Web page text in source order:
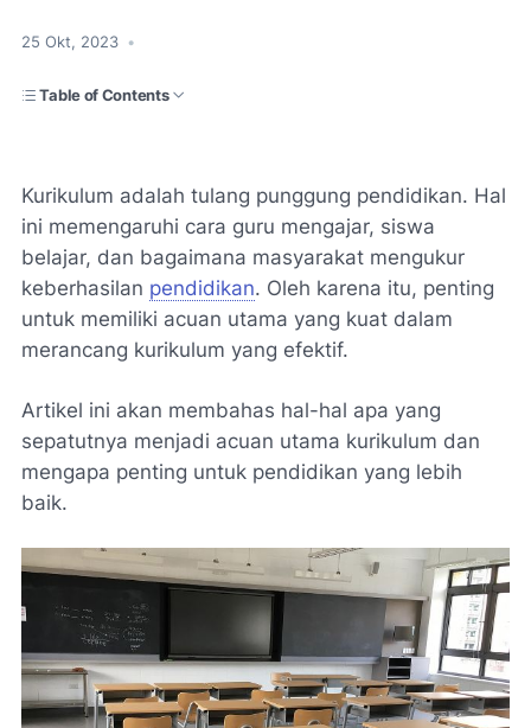
25 Okt, 2023 •
Table of Contents
Kurikulum adalah tulang punggung pendidikan. Hal
ini memengaruhi cara guru mengajar, siswa
belajar, dan bagaimana masyarakat mengukur
keberhasilan pendidikan. Oleh karena itu, penting
untuk memiliki acuan utama yang kuat dalam
merancang kurikulum yang efektif.
Artikel ini akan membahas hal-hal apa yang
sepatutnya menjadi acuan utama kurikulum dan
mengapa penting untuk pendidikan yang lebih
baik.